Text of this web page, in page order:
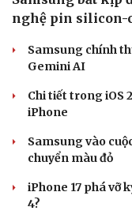
Văn hóa
Sân khấu - Điện ảnh
Văn học
Âm nhạc
Samsung bắt kịp
nghệ pin silicon-